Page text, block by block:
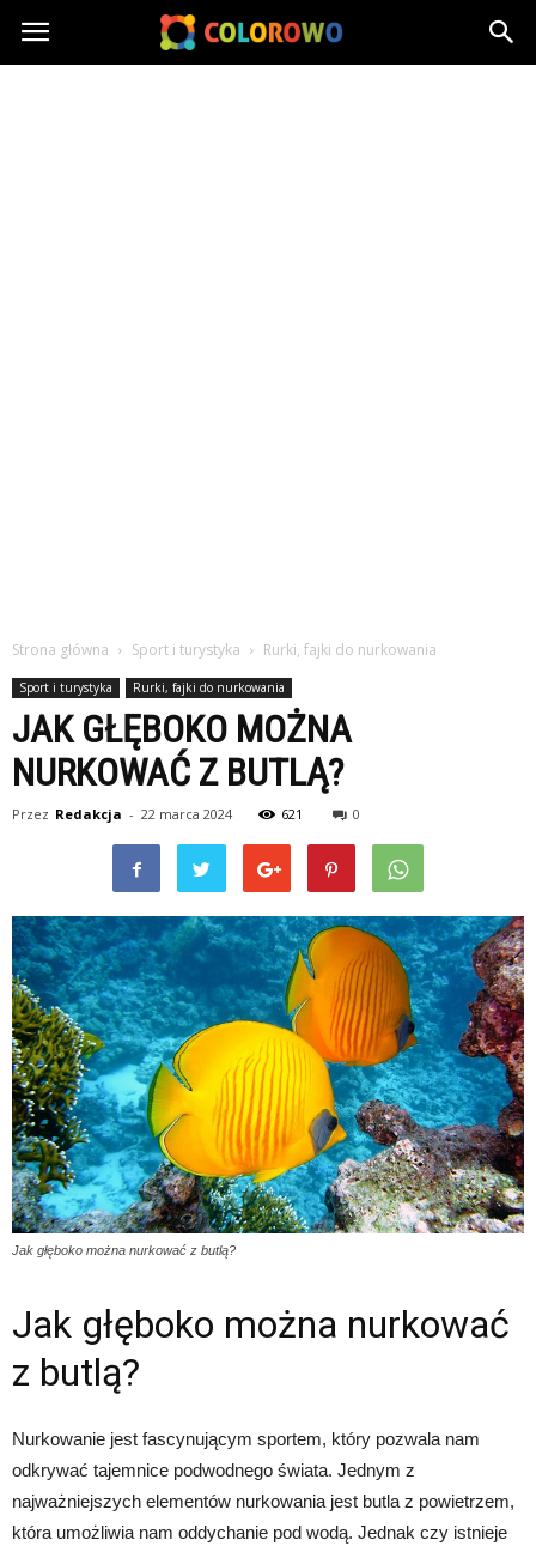
Colorowo.pl
Strona główna Sport i turystyka Rurki, fajki do nurkowania
Sport i turystyka Rurki, fajki do nurkowania
JAK GŁĘBOKO MOŻNA
NURKOWAĆ Z BUTLĄ?
Przez Redakcja - 22 marca 2024 621 0
Jak głęboko można nurkować z butlą?
Jak głęboko można nurkować
z butlą?
Nurkowanie jest fascynującym sportem, który pozwala nam
odkrywać tajemnice podwodnego świata. Jednym z
najważniejszych elementów nurkowania jest butla z powietrzem,
która umożliwia nam oddychanie pod wodą. Jednak czy istnieje